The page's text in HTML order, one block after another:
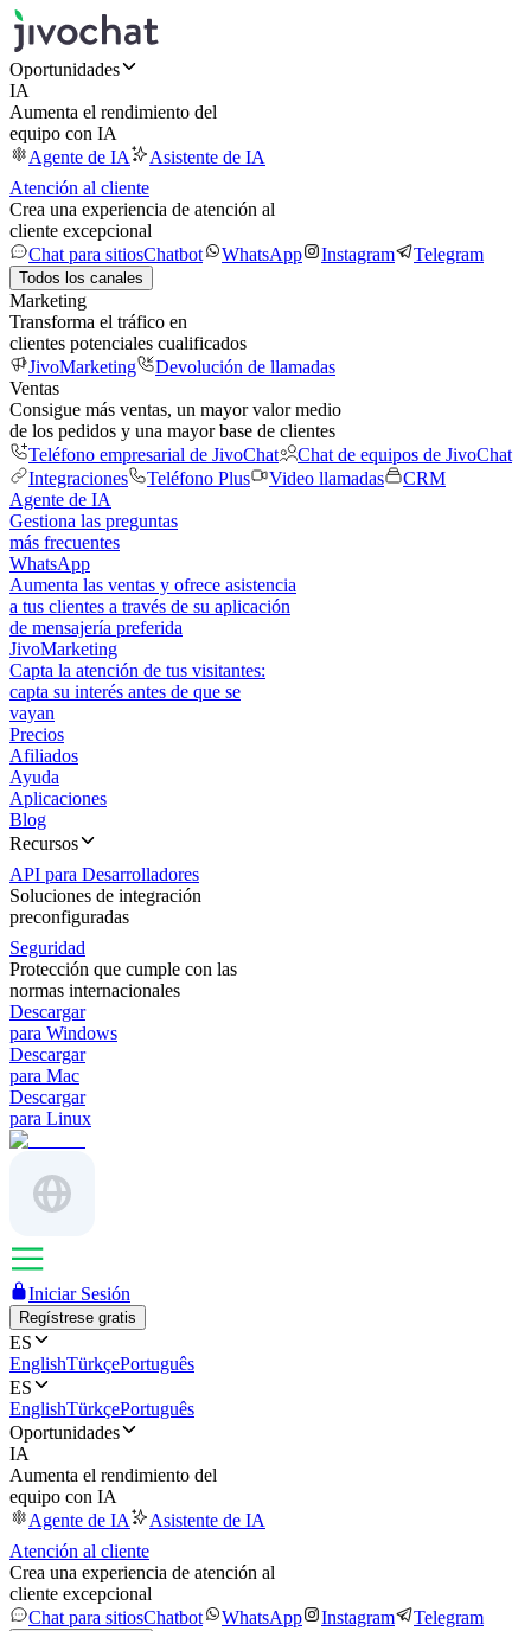
Oportunidades
IA
Aumenta el rendimiento del
equipo con IA
Agente de IA
Asistente de IA
Atención al cliente
Crea una experiencia de atención al
cliente excepcional
Chat para sitiosChatbot WhatsApp Instagram Telegram
Todos los canales
Marketing
Transforma el tráfico en
clientes potenciales cualificados
JivoMarketing
Devolución de llamadas
Ventas
Consigue más ventas, un mayor valor medio
de los pedidos y una mayor base de clientes
Teléfono empresarial de JivoChat
Chat de equipos de JivoChat
Integraciones
Teléfono Plus Video llamadas
CRM
Agente de IA
Gestiona las preguntas
más frecuentes
WhatsApp
Aumenta las ventas y ofrece asistencia
a tus clientes a través de su aplicación
de mensajería preferida
JivoMarketing
Capta la atención de tus visitantes:
capta su interés antes de que se
vayan
Precios
Afiliados
Ayuda
Aplicaciones
Blog
Recursos
API para Desarrolladores
Soluciones de integración
preconfiguradas
Seguridad
Protección que cumple con las
normas internacionales
Descargar
para Windows
Descargar
para Mac
Descargar
para Linux
Iniciar Sesión
Regístrese gratis
ES
EnglishTürkçePortuguês
ES
EnglishTürkçePortuguês
Oportunidades
IA
Aumenta el rendimiento del
equipo con IA
Agente de IA
Asistente de IA
Atención al cliente
Crea una experiencia de atención al
cliente excepcional
Chat para sitiosChatbot WhatsApp Instagram Telegram